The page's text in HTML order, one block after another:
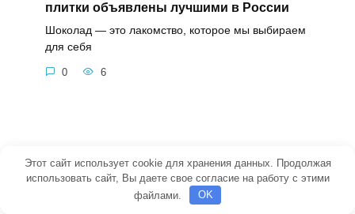
плитки объявлены лучшими в России
Шоколад — это лакомство, которое мы выбираем
для себя
0 6
правила хранения, которые сохраняют
урожай до весны
Этот сайт использует cookie для хранения данных. Продолжая
использовать сайт, Вы даете свое согласие на работу с этими
файлами.
OK